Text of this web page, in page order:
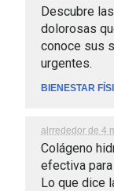
Descubre
dolorosas
conoce sus
urgentes.
BIENESTAR
alrrededor de 4
Colágeno
efectiva
Lo que dice